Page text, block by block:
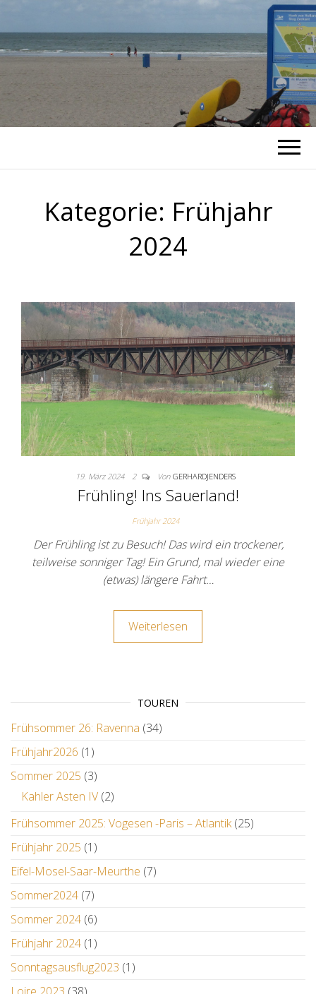
RADTOUREN
Blog von unterwegs
Kategorie: Frühjahr
2024
19. März 2024 2 Von GERHARDJENDERS
Frühling! Ins Sauerland!
Frühjahr 2024
Der Frühling ist zu Besuch! Das wird ein trockener,
teilweise sonniger Tag! Ein Grund, mal wieder eine
(etwas) längere Fahrt…
Weiterlesen
TOUREN
Frühsommer 26: Ravenna (34)
Frühjahr2026 (1)
Sommer 2025 (3)
Kahler Asten IV (2)
Frühsommer 2025: Vogesen -Paris – Atlantik(25)
Frühjahr 2025 (1)
Eifel-Mosel-Saar-Meurthe (7)
Sommer2024 (7)
Sommer 2024 (6)
Frühjahr 2024 (1)
Sonntagsausflug2023 (1)